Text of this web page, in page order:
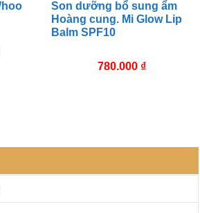
Son dưỡng bổ sung ẩm
Hoàng cung. Mi Glow Lip
Balm SPF10
780.000 ₫